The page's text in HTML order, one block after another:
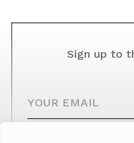
Sign up to